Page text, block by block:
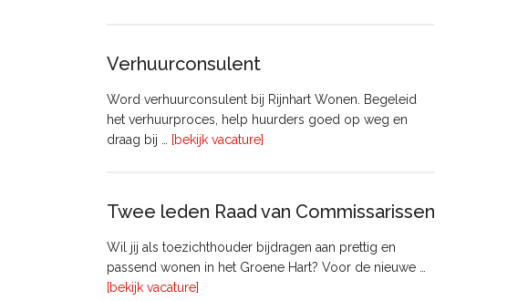
Onderhoud
Pyloon
Vastgoedmanagement
Verhuurconsulent
Word verhuurconsulent bij Rijnhart Wonen. Begeleid
het verhuurproces, help huurders goed op weg en
draag bij …
[bekijk vacature]
Twee leden Raad van Commissarissen
Wil jij als toezichthouder bijdragen aan prettig en
passend wonen in het Groene Hart? Voor de nieuwe …
[bekijk vacature]